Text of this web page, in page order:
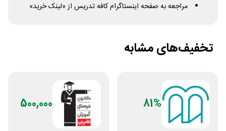
مراجعه به صفحه اینستاگرام کافه تدریس از «لینک خرید»
تخفیف‌های مشابه
81%
500,000